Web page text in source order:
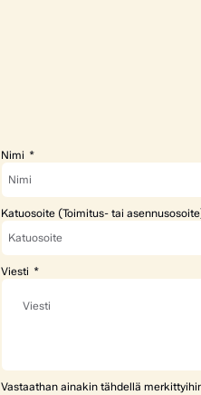
Nimi
Katuosoite (Toimitus- tai
Viesti
Vastaathan ainakin tähdellä